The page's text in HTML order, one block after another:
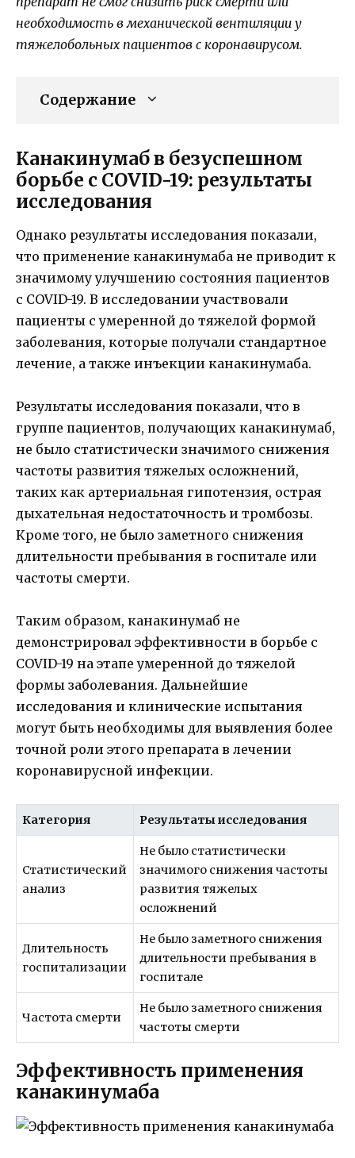
необходимость в механической вентиляции у
тяжелобольных пациентов с коронавирусом.
Содержание
Канакинумаб в безуспешном
борьбе с COVID-19: результаты
исследования
Однако результаты исследования показали,
что применение канакинумаба не приводит к
значимому улучшению состояния пациентов
с COVID-19. В исследовании участвовали
пациенты с умеренной до тяжелой формой
заболевания, которые получали стандартное
лечение, а также инъекции канакинумаба.
Результаты исследования показали, что в
группе пациентов, получающих канакинумаб,
не было статистически значимого снижения
частоты развития тяжелых осложнений,
таких как артериальная гипотензия, острая
дыхательная недостаточность и тромбозы.
Кроме того, не было заметного снижения
длительности пребывания в госпитале или
частоты смерти.
Таким образом, канакинумаб не
демонстрировал эффективности в борьбе с
COVID-19 на этапе умеренной до тяжелой
формы заболевания. Дальнейшие
исследования и клинические испытания
могут быть необходимы для выявления более
точной роли этого препарата в лечении
коронавирусной инфекции.
Категория Результаты исследования
Статистический
анализ
Не было статистически
значимого снижения частоты
развития тяжелых
осложнений
Длительность
госпитализации
Не было заметного снижения
длительности пребывания в
госпитале
Частота смерти
Не было заметного снижения
частоты смерти
Эффективность применения
канакинумаба